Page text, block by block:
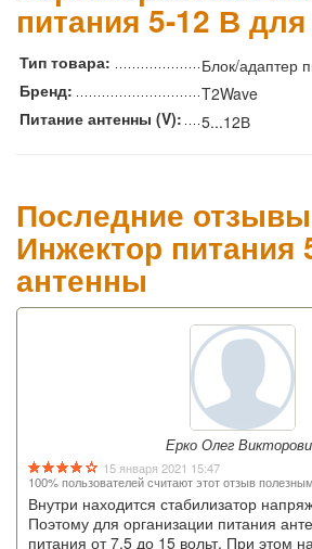
питания 5-12 В
Тип товара:
Блок/адаптер
Бренд:
T2Wave
Питание антенны (V):
5...12В
Последние
Инжектор питания
антенны
Ерко Олег
15 января 2021 15:47
100% пользователей считают этот отзыв полезным
Внутри находится стабилизатор
Поэтому для организации питания
питания от 7,5 до 15 вольт. При этом